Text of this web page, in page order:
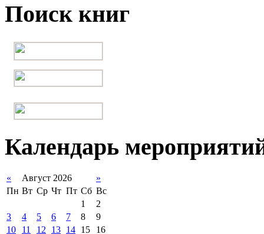
Поиск книг
Календарь
« Август 2026
»
Пн Вт Ср Чт Пт Сб Вс
1
2
3
4 5 6 7 8
9
10
11 12 13 14 15 16